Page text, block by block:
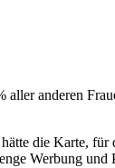
anderen
die Karte,
Werbung